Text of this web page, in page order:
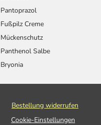
Pantoprazol
Fußpilz Creme
Mückenschutz
Panthenol Salbe
Bryonia
Bestellung widerrufen
Cookie-Einstellungen